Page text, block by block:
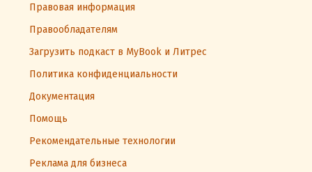
Правовая информация
Правообладателям
Загрузить подкаст в MyBook и Литрес
Политика конфиденциальности
Документация
Помощь
Рекомендательные технологии
Реклама для бизнеса